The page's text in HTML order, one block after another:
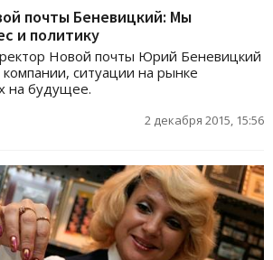
почты Беневицкий: Мы
и политику
Новой почты Юрий Беневицкий
компании, ситуации на рынке
на будущее.
2 декабря 2015, 15:56